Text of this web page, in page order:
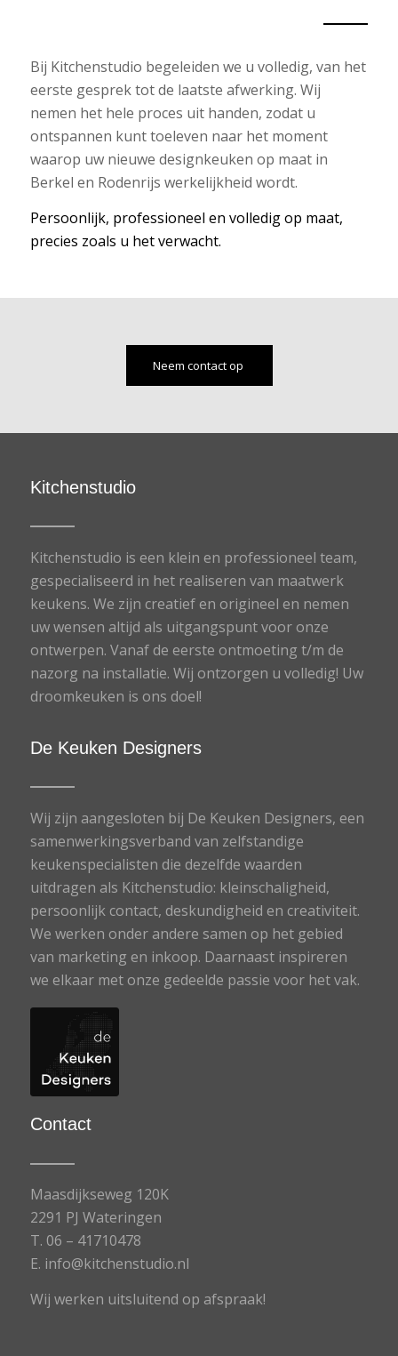
Bij Kitchenstudio begeleiden we u volledig, van het
eerste gesprek tot de laatste afwerking. Wij
nemen het hele proces uit handen, zodat u
ontspannen kunt toeleven naar het moment
waarop uw nieuwe designkeuken op maat in
Berkel en Rodenrijs werkelijkheid wordt.
Persoonlijk, professioneel en volledig op maat,
precies zoals u het verwacht.
Neem contact op
Kitchenstudio
Kitchenstudio is een klein en professioneel team,
gespecialiseerd in het realiseren van maatwerk
keukens. We zijn creatief en origineel en nemen
uw wensen altijd als uitgangspunt voor onze
ontwerpen. Vanaf de eerste ontmoeting t/m de
nazorg na installatie. Wij ontzorgen u volledig! Uw
droomkeuken is ons doel!
De Keuken Designers
Wij zijn aangesloten bij De Keuken Designers, een
samenwerkingsverband van zelfstandige
keukenspecialisten die dezelfde waarden
uitdragen als Kitchenstudio: kleinschaligheid,
persoonlijk contact, deskundigheid en creativiteit.
We werken onder andere samen op het gebied
van marketing en inkoop. Daarnaast inspireren
we elkaar met onze gedeelde passie voor het vak.
Contact
Maasdijkseweg 120K
2291 PJ Wateringen
T. 06 – 41710478
E. info@kitchenstudio.nl
Wij werken uitsluitend op afspraak!